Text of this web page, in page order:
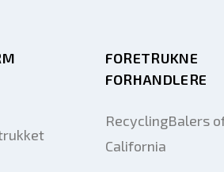
FORETRUKNE
FORHANDLERE
RecyclingBalers
California